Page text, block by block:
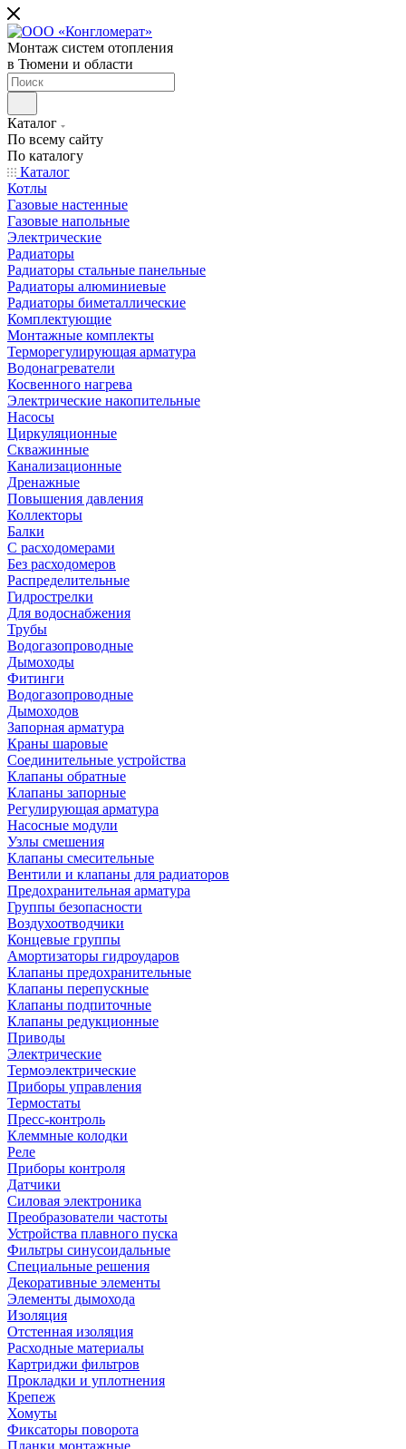
Монтаж систем отопления
в Тюмени и области
Каталог
По всему сайту
По каталогу
Каталог
Котлы
Газовые настенные
Газовые напольные
Электрические
Радиаторы
Радиаторы стальные панельные
Радиаторы алюминиевые
Радиаторы биметаллические
Комплектующие
Монтажные комплекты
Терморегулирующая арматура
Водонагреватели
Косвенного нагрева
Электрические накопительные
Насосы
Циркуляционные
Скважинные
Канализационные
Дренажные
Повышения давления
Коллекторы
Балки
С расходомерами
Без расходомеров
Распределительные
Гидрострелки
Для водоснабжения
Трубы
Водогазопроводные
Дымоходы
Фитинги
Водогазопроводные
Дымоходов
Запорная арматура
Краны шаровые
Соединительные устройства
Клапаны обратные
Клапаны запорные
Регулирующая арматура
Насосные модули
Узлы смешения
Клапаны смесительные
Вентили и клапаны для радиаторов
Предохранительная арматура
Группы безопасности
Воздухоотводчики
Концевые группы
Амортизаторы гидроударов
Клапаны предохранительные
Клапаны перепускные
Клапаны подпиточные
Клапаны редукционные
Приводы
Электрические
Термоэлектрические
Приборы управления
Термостаты
Пресс-контроль
Клеммные колодки
Реле
Приборы контроля
Датчики
Силовая электроника
Преобразователи частоты
Устройства плавного пуска
Фильтры синусоидальные
Специальные решения
Декоративные элементы
Элементы дымохода
Изоляция
Отстенная изоляция
Расходные материалы
Картриджи фильтров
Прокладки и уплотнения
Крепеж
Хомуты
Фиксаторы поворота
Планки монтажные